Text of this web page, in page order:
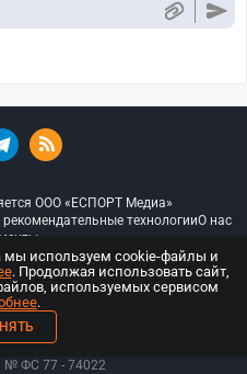
ООО «ЕСПОРТ Медиа»
технологииО нас
— Все права защищены
о регистрации средств массовой
№ ФС 77 - 74022
мы используем cookie-файлы и
. Продолжая использовать сайт,
используемых сервисом
.